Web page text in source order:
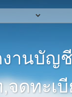
านบัญ
จดทะเ